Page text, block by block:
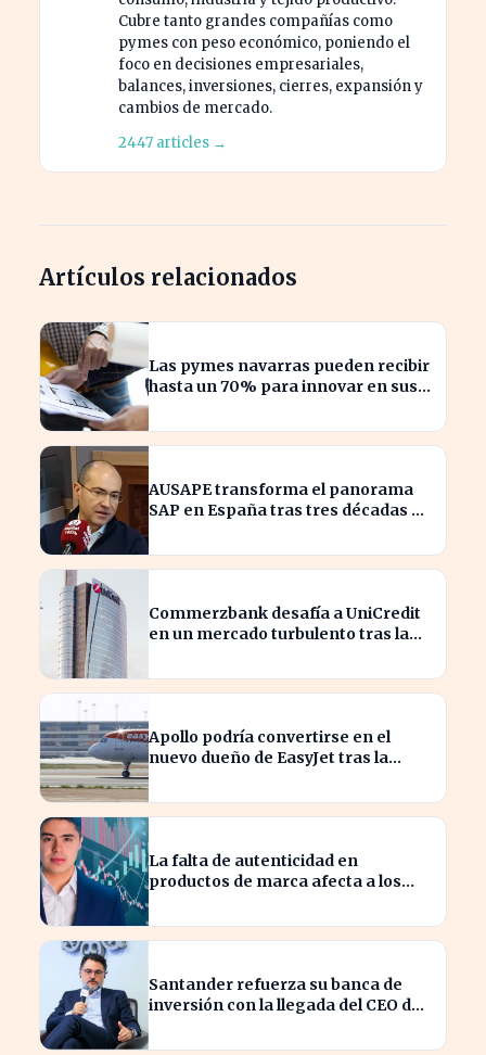
Cubre tanto grandes compañías como
pymes con peso económico, poniendo el
foco en decisiones empresariales,
balances, inversiones, cierres, expansión y
cambios de mercado.
2447 articles →
Artículos relacionados
Las pymes navarras pueden recibir
hasta un 70% para innovar en sus
AUSAPE transforma el panorama
SAP en España tras tres décadas de
Commerzbank desafía a UniCredit
en un mercado turbulento tras la
Apollo podría convertirse en el
nuevo dueño de EasyJet tras la
La falta de autenticidad en
productos de marca afecta a los
Santander refuerza su banca de
inversión con la llegada del CEO de